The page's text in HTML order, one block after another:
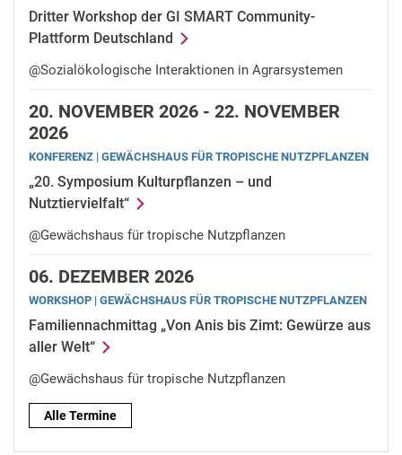
Dritter Workshop der GI SMART Community-
Plattform Deutschland
@Sozialökologische Interaktionen in Agrarsystemen
20. NOVEMBER 2026 - 22. NOVEMBER
2026
KONFERENZ | GE­WÄCHS­HAUS FÜR TRO­PI­SCHE NUTZ­PFLAN­ZEN
„20. Symposium Kulturpflanzen – und
Nutztiervielfalt“
@Gewächshaus für tropische Nutzpflanzen
06. DEZEMBER 2026
WORKSHOP | GE­WÄCHS­HAUS FÜR TRO­PI­SCHE NUTZ­PFLAN­ZEN
Familiennachmittag „Von Anis bis Zimt: Gewürze aus
aller Welt“
@Gewächshaus für tropische Nutzpflanzen
Alle Termine